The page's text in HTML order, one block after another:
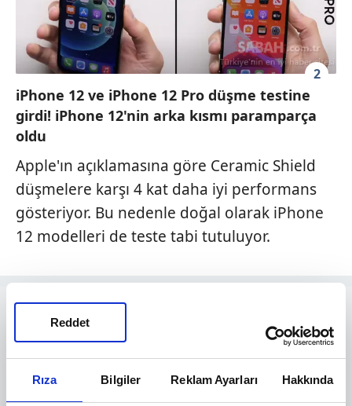
Rıza Bilgiler Reklam Ayarları Hakkında
Reddet
2
iPhone 12 ve iPhone 12 Pro düşme testine
girdi! iPhone 12'nin arka kısmı paramparça
oldu
Apple'ın açıklamasına göre Ceramic Shield
düşmelere karşı 4 kat daha iyi performans
gösteriyor. Bu nedenle doğal olarak iPhone
12 modelleri de teste tabi tutuluyor.